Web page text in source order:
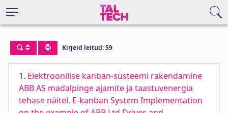
Kirjeid leitud: 59
1. Elektroonilise kanban-süsteemi rakendamine
ABB AS madalpinge ajamite ja taastuvenergia
tehase näitel. E-kanban System Implementation